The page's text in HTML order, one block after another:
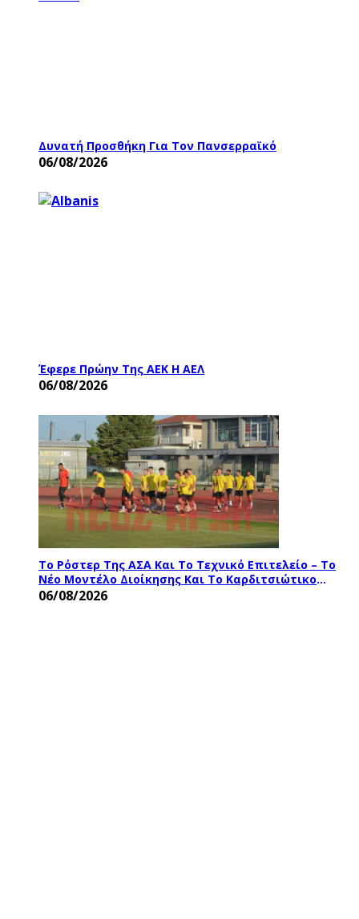
Δυνατή Προσθήκη Για Τον Πανσερραϊκό
06/08/2026
Έφερε Πρώην Της ΑΕΚ Η ΑΕΛ
06/08/2026
Το Ρόστερ Της ΑΣΑ Και Το Τεχνικό Επιτελείο – Το
Νέο Μοντέλο Διοίκησης Και Το Καρδιτσιώτικο
Χρώμα
06/08/2026